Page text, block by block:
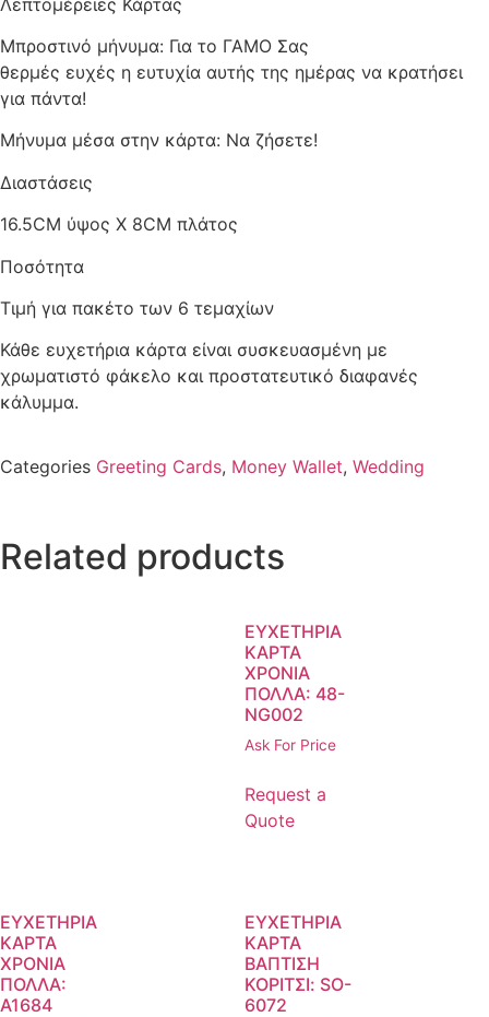
Μπροστινό μήνυμα: Για το ΓΑΜΟ Σας
θερμές ευχές η ευτυχία αυτής της ημέρας να κρατήσει
για πάντα!
Μήνυμα μέσα στην κάρτα: Να ζήσετε!
Διαστάσεις
16.5CM ύψος X 8CM πλάτος
Ποσότητα
Τιμή για πακέτο των 6 τεμαχίων
Κάθε ευχετήρια κάρτα είναι συσκευασμένη με
χρωματιστό φάκελο και προστατευτικό διαφανές
κάλυμμα.
Categories Greeting Cards, Money Wallet, Wedding
Related products
ΕΥΧΕΤΗΡΙΑ
ΚΑΡΤΑ
ΧΡΟΝΙΑ
ΠΟΛΛΑ: 48-
NG002
Ask For Price
Request a
Quote
ΕΥΧΕΤΗΡΙΑ
ΚΑΡΤΑ
ΧΡΟΝΙΑ
ΠΟΛΛΑ:
Α1684
ΕΥΧΕΤΗΡΙΑ
ΚΑΡΤΑ
ΒΑΠΤΙΣΗ
ΚΟΡΙΤΣΙ: SO-
6072